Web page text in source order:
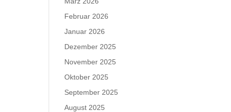
Februar 2026
Januar 2026
Dezember 2025
November 2025
Oktober 2025
September 2025
August 2025